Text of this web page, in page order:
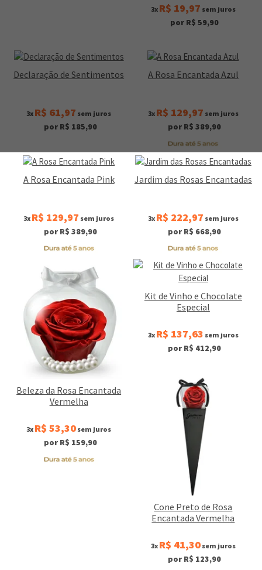
3x R$ 19,97 sem juros
por R$ 59,90
Declaração de Sentimentos
3x R$ 61,97 sem juros
por R$ 185,90
A Rosa Encantada Azul
3x R$ 129,97 sem juros
por R$ 389,90
A Rosa Encantada Pink
3x R$ 129,97 sem juros
por R$ 389,90
Jardim das Rosas Encantadas
3x R$ 222,97 sem juros
por R$ 668,90
Beleza da Rosa Encantada
Vermelha
3x R$ 53,30 sem juros
por R$ 159,90
Kit de Vinho e Chocolate
Especial
3x R$ 137,63 sem juros
por R$ 412,90
Cone Preto de Rosa
Encantada Vermelha
3x R$ 41,30sem juros
por R$ 123,90